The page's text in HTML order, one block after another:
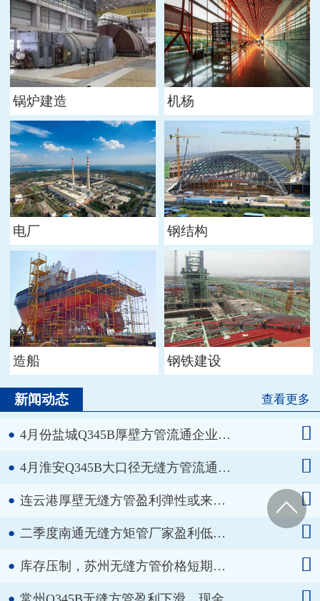
锅炉建造 机杨
电厂 钢结构
造船 钢铁建设
查看更多
新闻动态
● 4月份盐城Q345B厚壁方管流通企业… 
● 4月淮安Q345B大口径无缝方管流通… 
● 连云港厚壁无缝方管盈利弹性或来… 
● 二季度南通无缝方矩管厂家盈利低… 
● 库存压制，苏州无缝方管价格短期… 